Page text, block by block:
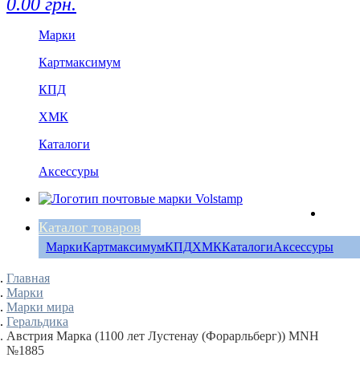
0.00 грн.
Марки
Картмаксимум
КПД
ХМК
Каталоги
Аксессуры
Каталог товаров
МаркиКартмаксимумКПДХМККаталогиАксессуры
Главная
Марки
Марки мира
Геральдика
Австрия Марка (1100 лет Лустенау (Форарльберг)) MNH
№1885